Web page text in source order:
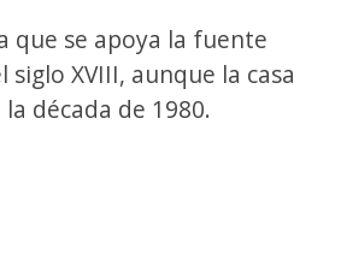
que se apoya la fuente
XVIII, aunque la casa
década de 1980.